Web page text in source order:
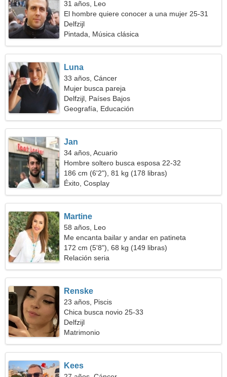
31 años, Leo
El hombre quiere conocer a una mujer 25-31
Delfzijl
Pintada, Música clásica
Luna
33 años, Cáncer
Mujer busca pareja
Delfzijl, Países Bajos
Geografía, Educación
Jan
34 años, Acuario
Hombre soltero busca esposa 22-32
186 cm (6'2"), 81 kg (178 libras)
Éxito, Cosplay
Martine
58 años, Leo
Me encanta bailar y andar en patineta
172 cm (5'8"), 68 kg (149 libras)
Relación seria
Renske
23 años, Piscis
Chica busca novio 25-33
Delfzijl
Matrimonio
Kees